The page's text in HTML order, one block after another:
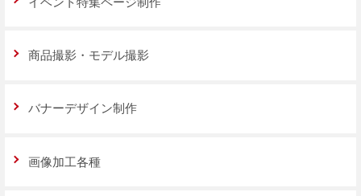
商品撮影・モデル撮影
バナーデザイン制作
画像加工各種